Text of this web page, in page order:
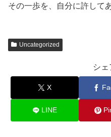
その一歩を、自分に許して
Uncategorized
シェ
X
LINE